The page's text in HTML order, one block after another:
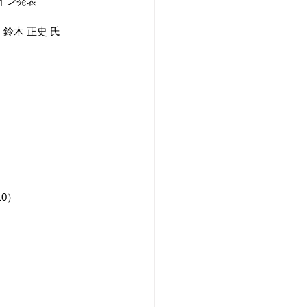
木 正史 氏